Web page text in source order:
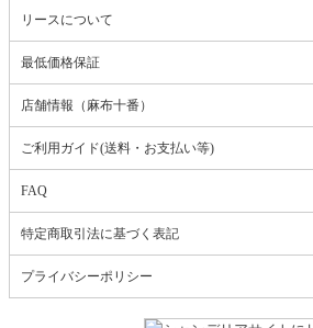
リースについて
最低価格保証
店舗情報（麻布十番）
ご利用ガイド(送料・お支払い等)
FAQ
特定商取引法に基づく表記
プライバシーポリシー